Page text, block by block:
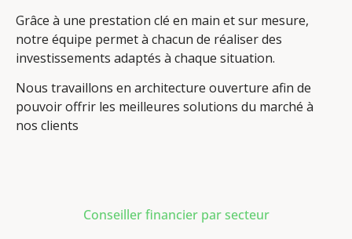
Grâce à une prestation clé en main et sur mesure,
notre équipe permet à chacun de réaliser des
investissements adaptés à chaque situation.
Nous travaillons en architecture ouverture afin de
pouvoir offrir les meilleures solutions du marché à
nos clients
Conseiller financier par secteur